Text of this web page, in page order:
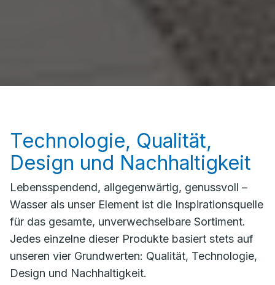
Technologie, Qualität,
Design und Nachhaltigkeit
Lebensspendend, allgegenwärtig, genussvoll –
Wasser als unser Element ist die Inspirationsquelle
für das gesamte, unverwechselbare Sortiment.
Jedes einzelne dieser Produkte basiert stets auf
unseren vier Grundwerten: Qualität, Technologie,
Design und Nachhaltigkeit.